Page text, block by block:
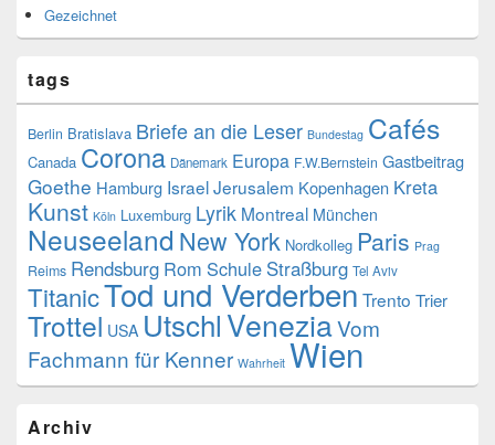
Gezeichnet
tags
Berlin Bratislava Briefe an die Leser Bundestag Cafés
Canada Corona Dänemark Europa F.W.Bernstein Gastbeitrag
Goethe Hamburg IsraelJerusalem Kopenhagen Kreta
Kunst Köln Luxemburg Lyrik Montreal München
Neuseeland New York Nordkolleg Paris Prag
Reims Rendsburg Rom Schule Straßburg Tel Aviv
TitanicTod und Verderben Trento Trier
Trottel USA UtschlVeneziaVom
Fachmann für Kenner Wahrheit Wien
Archiv